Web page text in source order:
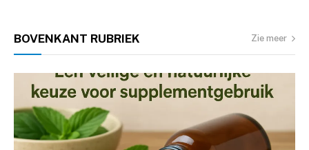
BOVENKANT RUBRIEK Zie meer